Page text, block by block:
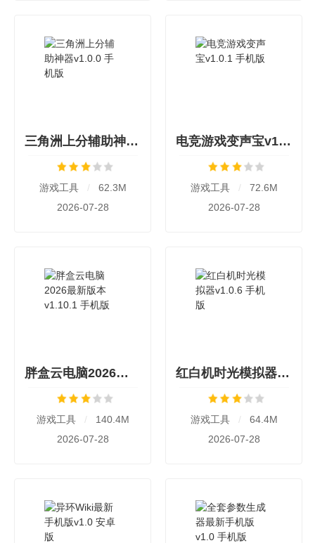
三角洲上分辅助神器v1.0.0 手机版
游戏工具 /
62.3M
2026-07-28
电竞游戏变声宝v1.0.1 手机版
游戏工具 /
72.6M
2026-07-28
胖盒云电脑2026最新版本v1.10.1 手机版
游戏工具 /
140.4M
2026-07-28
红白机时光模拟器v1.0.6 手机版
游戏工具 /
64.4M
2026-07-28